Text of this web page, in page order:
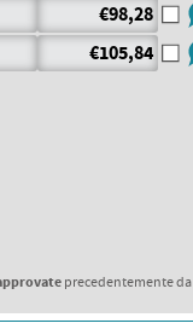
€98,28
€105,84
precedentemente da